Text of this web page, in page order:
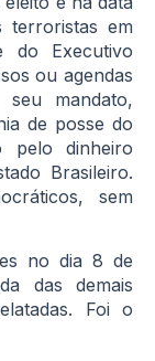
terroristas em
do Executivo
ou agendas
mandato,
de posse do
pelo dinheiro
Brasileiro.
sem
no dia 8 de
das demais
Foi o